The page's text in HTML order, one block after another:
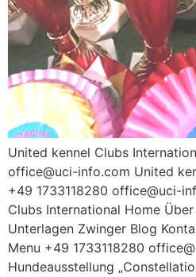
United kennel Clubs
office@uci-info.com United
+49 1733118280 office@uci-
Clubs International Home
Unterlagen Zwinger Blog
Menu +49 1733118280
Hundeausstellung